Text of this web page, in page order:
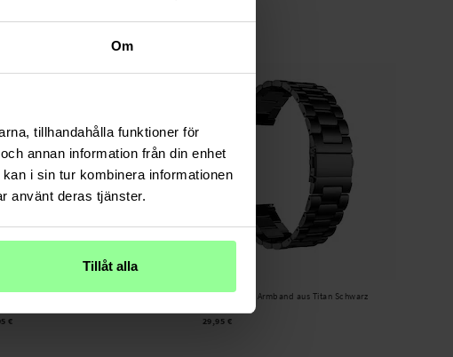
Om
tillhandahålla funktioner för
annan information från din enhet
i sin tur kombinera informationen
använt deras tjänster.
Tillåt alla
Bip 6 Armband aus Titan Silber
€
Amazfit Bip 6 Armband aus Titan Schwarz
29,95 €